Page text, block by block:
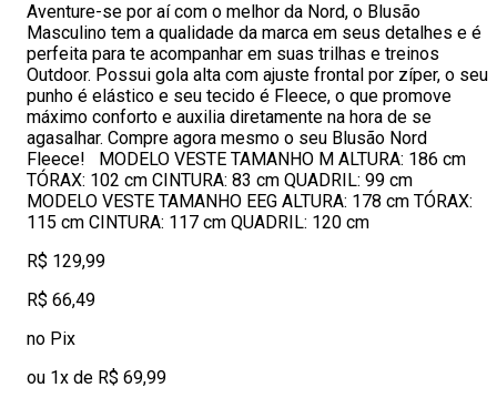
Aventure-se por aí com o melhor da Nord, o Blusão
Masculino tem a qualidade da marca em seus detalhes e é
perfeita para te acompanhar em suas trilhas e treinos
Outdoor. Possui gola alta com ajuste frontal por zíper, o seu
punho é elástico e seu tecido é Fleece, o que promove
máximo conforto e auxilia diretamente na hora de se
agasalhar. Compre agora mesmo o seu Blusão Nord
Fleece! MODELO VESTE TAMANHO M ALTURA: 186 cm
TÓRAX: 102 cm CINTURA: 83 cm QUADRIL: 99 cm
MODELO VESTE TAMANHO EEG ALTURA: 178 cm TÓRAX:
115 cm CINTURA: 117 cm QUADRIL: 120 cm
R$ 129,99
R$ 66,49
no Pix
ou 1x de R$ 69,99